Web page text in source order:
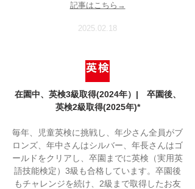
​記事はこちら→
2025.02.18
在園中、英検3級取得(2024年）| 卒園後、
英検2級取得(2025年)*
毎年、児童英検に挑戦し、年少さん全員がブ
ロンズ、年中さんはシルバー、年長さんはゴ
ールドをクリアし、卒園までに英検（実用英
語技能検定）3級も合格しています。卒園後
もチャレンジを続け、2級まで取得したお友